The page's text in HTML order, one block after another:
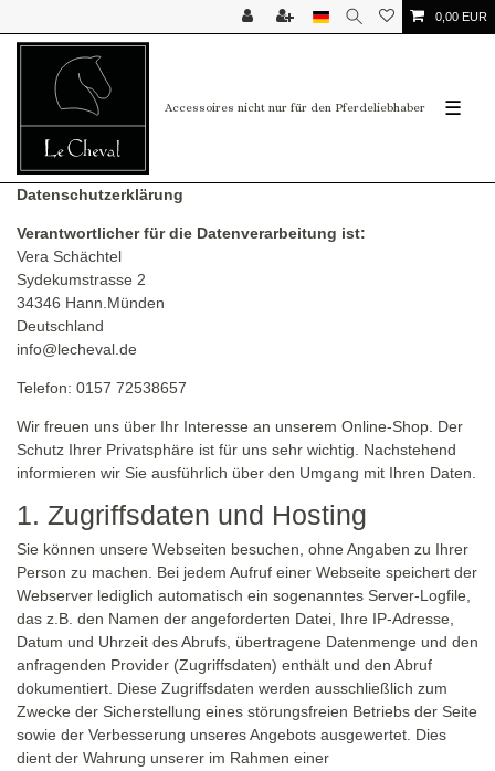
0,00 EUR
Accessoires nicht nur für den Pferdeliebhaber ☰
Datenschutzerklärung
Verantwortlicher für die Datenverarbeitung ist:
Vera Schächtel
Sydekumstrasse 2
34346 Hann.Münden
Deutschland
info@lecheval.de
Telefon: 0157 72538657
Wir freuen uns über Ihr Interesse an unserem Online-Shop. Der
Schutz Ihrer Privatsphäre ist für uns sehr wichtig. Nachstehend
informieren wir Sie ausführlich über den Umgang mit Ihren Daten.
1. Zugriffsdaten und Hosting
Sie können unsere Webseiten besuchen, ohne Angaben zu Ihrer
Person zu machen. Bei jedem Aufruf einer Webseite speichert der
Webserver lediglich automatisch ein sogenanntes Server-Logfile,
das z.B. den Namen der angeforderten Datei, Ihre IP-Adresse,
Datum und Uhrzeit des Abrufs, übertragene Datenmenge und den
anfragenden Provider (Zugriffsdaten) enthält und den Abruf
dokumentiert. Diese Zugriffsdaten werden ausschließlich zum
Zwecke der Sicherstellung eines störungsfreien Betriebs der Seite
sowie der Verbesserung unseres Angebots ausgewertet. Dies
dient der Wahrung unserer im Rahmen einer